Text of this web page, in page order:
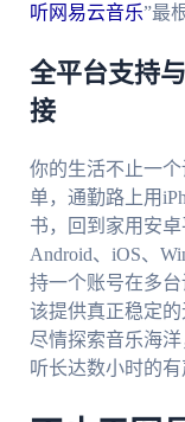
听网易云音乐”最
全平台支持
接
你的生活不止一
单，通勤路上用
书，回到家用安
Android、iOS、
持一个账号在多
该提供真正稳定
尽情探索音乐海
听长达数小时的有